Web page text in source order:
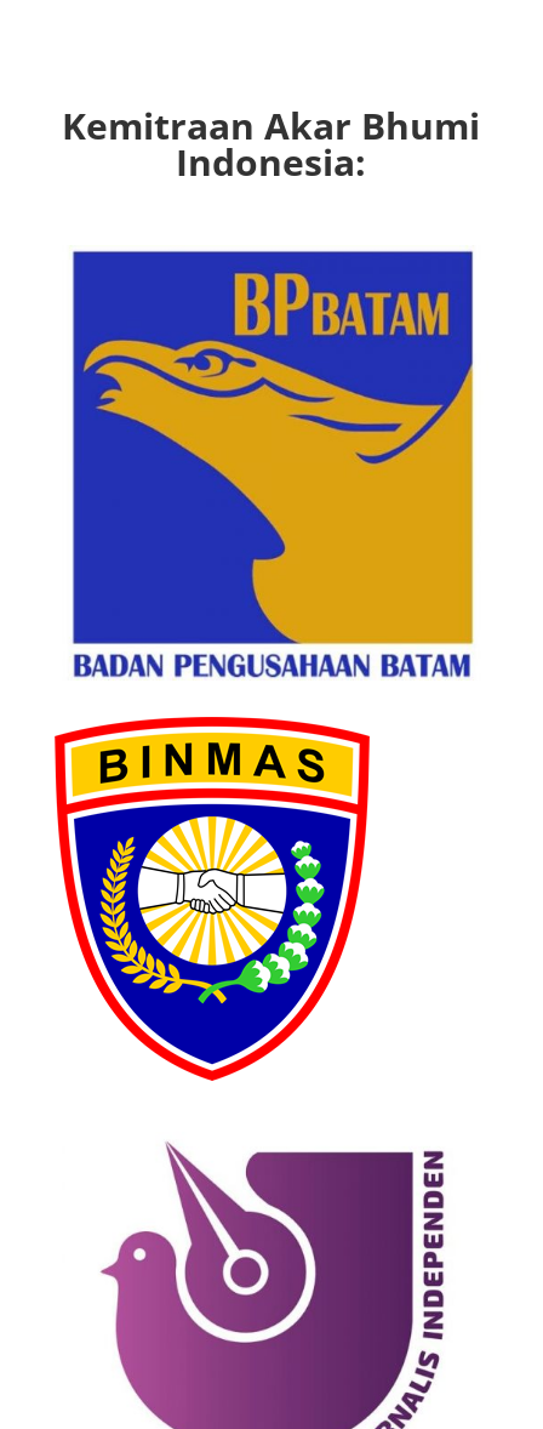
Kemitraan Akar Bhumi
Indonesia: